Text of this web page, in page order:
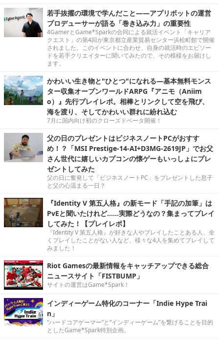
若手抜擢の環境で学んだこと――アプリボットの運営
プロデューサーが語る「巻き込み力」の重要性
4GamerとGame*Sparkの合同による就活イベント「キャリア
クエスト」の第4回が東京都立産業貿易センター浜松町館で開催
されました。このイベントに合わせ、自身の就活時のエピソー
ドを若手クリエイターに聞いてみたので、その模様をお届けし
ます。
かわいい生き物と"ひとつ"になれる―基本無料モンス
ター収集オープンワールドARPG『アニモ（Aniim
o）』先行プレイレポ。相棒とリンクして空を飛び、
海を渡り、そしてかわいい群れに紛れ込む
7月に国内向け初のクローズドベータ開催！
父の日のプレゼントはビジネスノートPCがおすす
め！？「MSI Prestige-14-AI+D3MG-2619JP」でお父
さん世代に嬉しいカプコンの懐ゲーもいっしょにプレ
ゼントしてみた
父の日に奮発して「ビジネスノートPC」をプレゼントした息子
と父の心温まる一日？
『Identity V 第五人格』の新モード「手記の加筆」は
PvEと聞いたけれど……実際どうなの？集まってプレイ
してみた！【プレイレポ】
『Identity V 第五人格』が好きな人やプレイしたことある人、全
くプレイしたことがない人など、様々な4人を集めてプレイして
みました！
Riot Gamesの最新情報をキャッチアップできる総合
ニュースサイト「FISTBUMP」
サイトの運営はGame*Spark！
インディーゲーム特化のコーナー「Indie Hype Trai
n」
“ハードコアゲーマー”と“インディーゲーム”を繋げることを目的
としたGame*Spark特別企画。